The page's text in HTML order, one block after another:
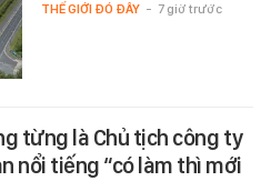
THẾ GIỚI ĐÓ ĐÂY - 7 giờ trước
từng là Chủ tịch công ty
nổi tiếng “có làm thì mới